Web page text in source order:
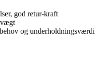
god retur-kraft
vægt
og underholdningsværdi